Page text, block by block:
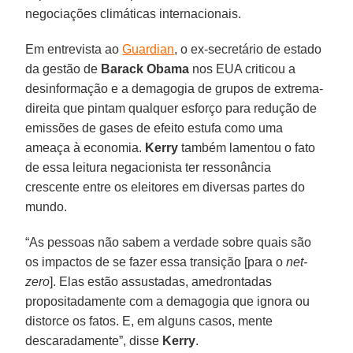
negociações climáticas internacionais.
Em entrevista aoGuardian, o ex-secretário de estado
da gestão de Barack Obama nos EUA criticou a
desinformação e a demagogia de grupos de extrema-
direita que pintam qualquer esforço para redução de
emissões de gases de efeito estufa como uma
ameaça à economia. Kerry também lamentou o fato
de essa leitura negacionista ter ressonância
crescente entre os eleitores em diversas partes do
mundo.
“As pessoas não sabem a verdade sobre quais são
os impactos de se fazer essa transição [para onet-
zero]. Elas estão assustadas, amedrontadas
propositadamente com a demagogia que ignora ou
distorce os fatos. E, em alguns casos, mente
descaradamente”, disse Kerry.